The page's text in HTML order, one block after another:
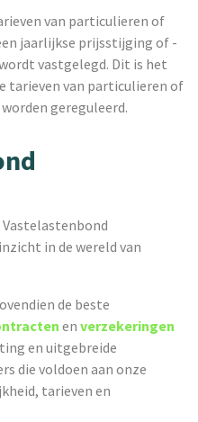
van particulieren of
jaarlijkse prijsstijging of -
vastgelegd. Dit is het
tarieven van particulieren of
gereguleerd.
in de wereld van
de beste
enverzekeringen
en uitgebreide
die voldoen aan onze
tarieven en